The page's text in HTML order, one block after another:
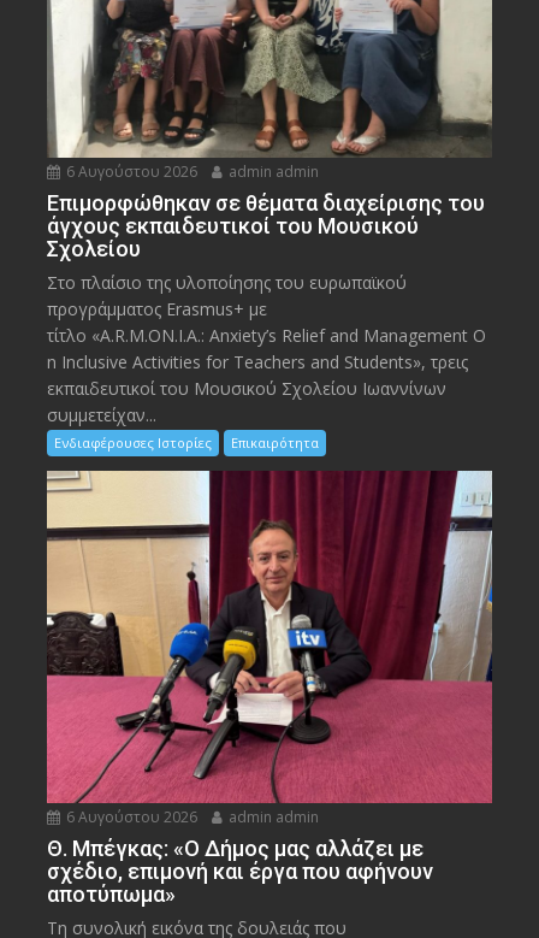
6 Αυγούστου 2026 admin admin
Eπιμορφώθηκαν σε θέματα διαχείρισης του
άγχους εκπαιδευτικοί του Μουσικού
Σχολείου
Στο πλαίσιο της υλοποίησης του ευρωπαϊκού
προγράμματος Erasmus+ με
τίτλο «A.R.M.ON.I.A.: Anxiety’s Relief and Management O
n Inclusive Activities for Teachers and Students», τρεις
εκπαιδευτικοί του Μουσικού Σχολείου Ιωαννίνων
συμμετείχαν...
Ενδιαφέρουσες Ιστορίες Επικαιρότητα
6 Αυγούστου 2026 admin admin
Θ. Μπέγκας: «Ο Δήμος μας αλλάζει με
σχέδιο, επιμονή και έργα που αφήνουν
αποτύπωμα»
Τη συνολική εικόνα της δουλειάς που